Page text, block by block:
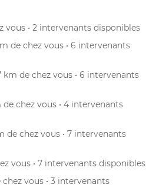
vous • 2 intervenants disponibles
de chez vous • 6 intervenants
km de chez vous • 6 intervenants
de chez vous • 4 intervenants
de chez vous • 7 intervenants
vous • 7 intervenants disponibles
chez vous • 3 intervenants